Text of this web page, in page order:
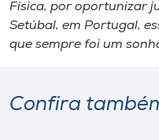
Física, por oportunizar
Setúbal, em Portugal,
que sempre foi um
Confira